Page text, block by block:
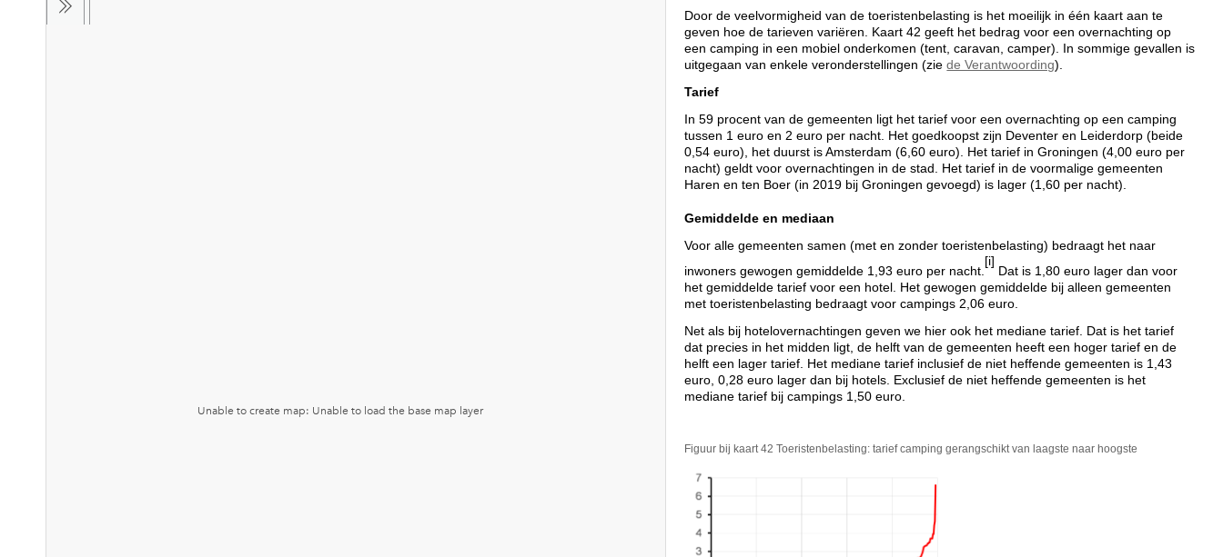
Door de veelvormigheid van de toeristenbelasting is het moeilijk in één kaart aan te
geven hoe de tarieven variëren. Kaart 42 geeft het bedrag voor een overnachting op
een camping in een mobiel onderkomen (tent, caravan, camper). In sommige gevallen is
uitgegaan van enkele veronderstellingen (ziede Verantwoording).
Tarief
In 59 procent van de gemeenten ligt het tarief voor een overnachting op een camping
tussen 1 euro en 2 euro per nacht. Het goedkoopst zijn Deventer en Leiderdorp (beide
0,54 euro), het duurst is Amsterdam (6,60 euro). Het tarief in Groningen (4,00 euro per
nacht) geldt voor overnachtingen in de stad. Het tarief in de voormalige gemeenten
Haren en ten Boer (in 2019 bij Groningen gevoegd) is lager (1,60 per nacht).
Gemiddelde en mediaan
Voor alle gemeenten samen (met en zonder toeristenbelasting) bedraagt het naar
inwoners gewogen gemiddelde 1,93 euro per nacht.
[i]
Dat is 1,80 euro lager dan voor
het gemiddelde tarief voor een hotel. Het gewogen gemiddelde bij alleen gemeenten
met toeristenbelasting bedraagt voor campings 2,06 euro.
Net als bij hotelovernachtingen geven we hier ook het mediane tarief. Dat is het tarief
dat precies in het midden ligt, de helft van de gemeenten heeft een hoger tarief en de
helft een lager tarief. Het mediane tarief inclusief de niet heffende gemeenten is 1,43
euro, 0,28 euro lager dan bij hotels. Exclusief de niet heffende gemeenten is het
mediane tarief bij campings 1,50 euro.
Figuur bij kaart 42 Toeristenbelasting: tarief camping gerangschikt van laagste naar hoogste